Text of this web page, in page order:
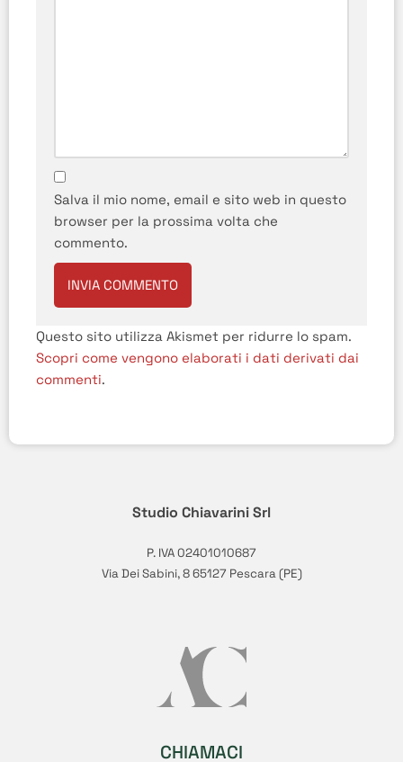
Salva il mio nome, email e sito web in questo
browser per la prossima volta che
commento.
Questo sito utilizza Akismet per ridurre lo spam.
Scopri come vengono elaborati i dati derivati dai
commenti.
Studio Chiavarini Srl
P. IVA 02401010687
Via Dei Sabini, 8 65127 Pescara (PE)
CHIAMACI